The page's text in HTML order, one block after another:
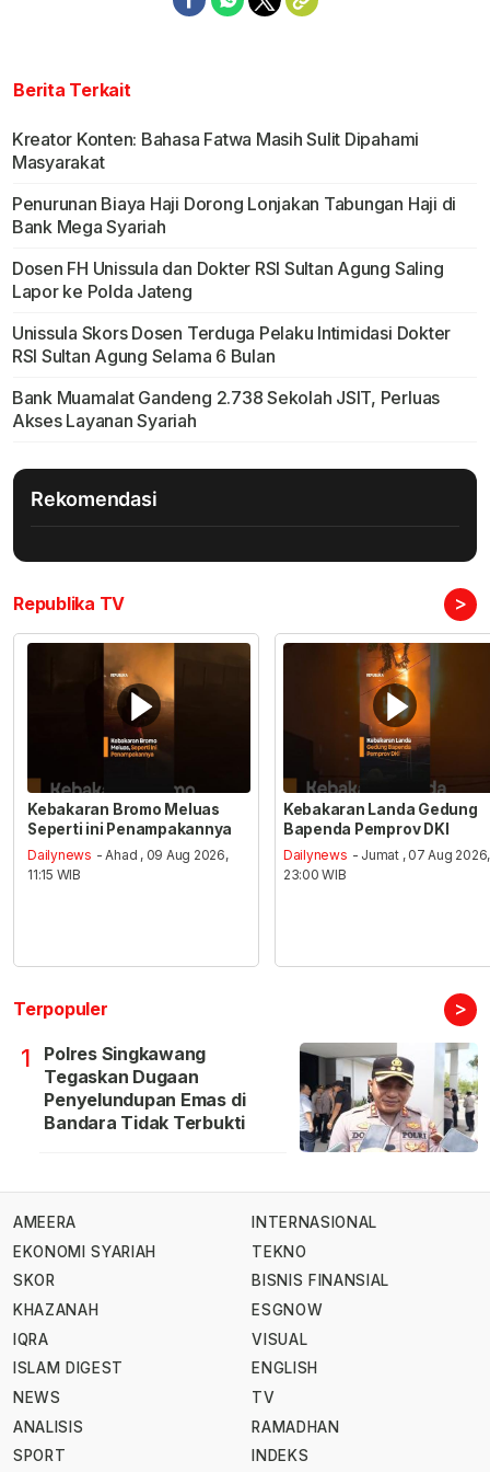
Berita Terkait
Kreator Konten: Bahasa Fatwa Masih Sulit Dipahami
Masyarakat
Penurunan Biaya Haji Dorong Lonjakan Tabungan Haji di
Bank Mega Syariah
Dosen FH Unissula dan Dokter RSI Sultan Agung Saling
Lapor ke Polda Jateng
Unissula Skors Dosen Terduga Pelaku Intimidasi Dokter
RSI Sultan Agung Selama 6 Bulan
Bank Muamalat Gandeng 2.738 Sekolah JSIT, Perluas
Akses Layanan Syariah
Rekomendasi
Republika TV >
Kebakaran Bromo Meluas
Seperti ini Penampakannya
Dailynews - Ahad , 09 Aug 2026,
11:15 WIB
Kebakaran Landa Gedung
Bapenda Pemprov DKI
Dailynews - Jumat , 07 Aug 2026,
23:00 WIB
Terpopuler >
1
Polres Singkawang
Tegaskan Dugaan
Penyelundupan Emas di
Bandara Tidak Terbukti
AMEERA
EKONOMI SYARIAH
SKOR
KHAZANAH
IQRA
ISLAM DIGEST
NEWS
ANALISIS
SPORT
INTERNASIONAL
TEKNO
BISNIS FINANSIAL
ESGNOW
VISUAL
ENGLISH
TV
RAMADHAN
INDEKS